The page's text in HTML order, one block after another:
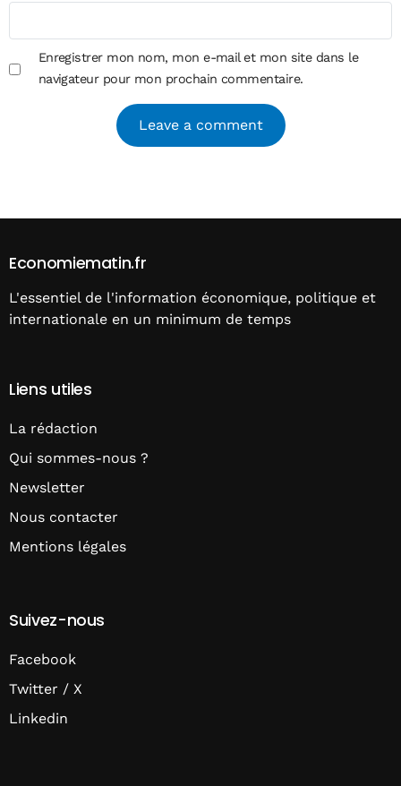
Enregistrer mon nom, mon e-mail et mon site dans le
navigateur pour mon prochain commentaire.
Economiematin.fr
L'essentiel de l'information économique, politique et
internationale en un minimum de temps
Liens utiles
La rédaction
Qui sommes-nous ?
Newsletter
Nous contacter
Mentions légales
Suivez-nous
Facebook
Twitter / X
Linkedin